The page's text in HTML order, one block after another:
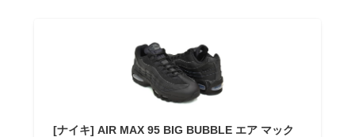
[ナイキ] AIR MAX 95 BIG BUBBLE エア マック